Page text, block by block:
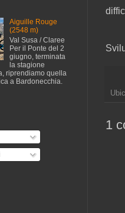
1
Aiguille Rouge
(2548 m)
Val Susa / Claree
Per il Ponte del 2
giugno, terminata
la stagione
riprendiamo quella
a Bardonecchia.